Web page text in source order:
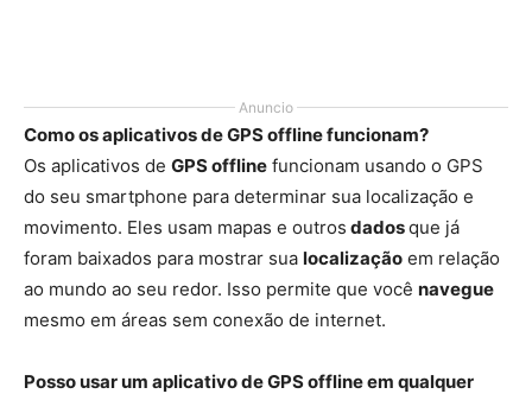
Anuncio
Como os aplicativos de GPS offline funcionam?
Os aplicativos de GPS offline funcionam usando o GPS
do seu smartphone para determinar sua localização e
movimento. Eles usam mapas e outros dadosque já
foram baixados para mostrar sua localização em relação
ao mundo ao seu redor. Isso permite que você navegue
mesmo em áreas sem conexão de internet.
Posso usar um aplicativo de GPS offline em qualquer